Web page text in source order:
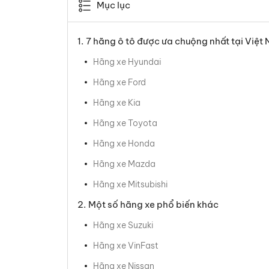
Mục lục
7 hãng ô tô được ưa chuộng nhất tại Việt
Hãng xe Hyundai
Hãng xe Ford
Hãng xe Kia
Hãng xe Toyota
Hãng xe Honda
Hãng xe Mazda
Hãng xe Mitsubishi
Một số hãng xe phổ biến khác
Hãng xe Suzuki
Hãng xe VinFast
Hãng xe Nissan